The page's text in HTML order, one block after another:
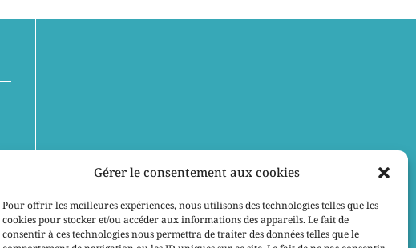
Gérer le consentement aux cookies
Pour offrir les meilleures expériences, nous utilisons des technologies telles que les
cookies pour stocker et/ou accéder aux informations des appareils. Le fait de
consentir à ces technologies nous permettra de traiter des données telles que le